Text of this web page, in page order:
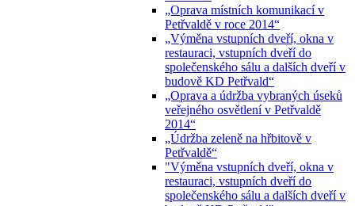
„Oprava místních komunikací v
Petřvaldě v roce 2014“
„Výměna vstupních dveří, okna v
restauraci, vstupních dveří do
společenského sálu a dalších dveří v
budově KD Petřvald“
„Oprava a údržba vybraných úseků
veřejného osvětlení v Petřvaldě
2014“
„Údržba zeleně na hřbitově v
Petřvaldě“
"Výměna vstupních dveří, okna v
restauraci, vstupních dveří do
společenského sálu a dalších dveří v